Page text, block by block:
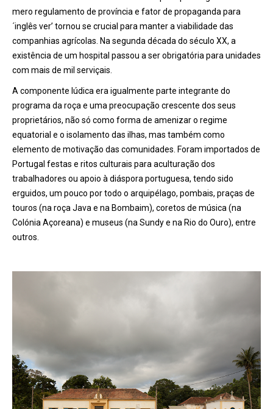
mero regulamento de província e fator de propaganda para
´inglês ver’ tornou se crucial para manter a viabilidade das
companhias agrícolas. Na segunda década do século XX, a
existência de um hospital passou a ser obrigatória para unidades
com mais de mil serviçais.
A componente lúdica era igualmente parte integrante do
programa da roça e uma preocupação crescente dos seus
proprietários, não só como forma de amenizar o regime
equatorial e o isolamento das ilhas, mas também como
elemento de motivação das comunidades. Foram importados de
Portugal festas e ritos culturais para aculturação dos
trabalhadores ou apoio à diáspora portuguesa, tendo sido
erguidos, um pouco por todo o arquipélago, pombais, praças de
touros (na roça Java e na Bombaim), coretos de música (na
Colónia Açoreana) e museus (na Sundy e na Rio do Ouro), entre
outros.